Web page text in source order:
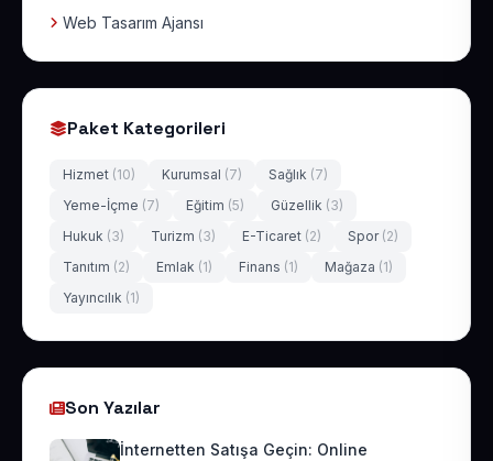
Web Tasarım Ajansı
Paket Kategorileri
Hizmet (10) Kurumsal (7) Sağlık (7)
Yeme-İçme (7) Eğitim (5) Güzellik (3)
Hukuk (3) Turizm (3) E-Ticaret (2) Spor (2)
Tanıtım (2) Emlak (1) Finans (1) Mağaza (1)
Yayıncılık (1)
Son Yazılar
İnternetten Satışa Geçin: Online